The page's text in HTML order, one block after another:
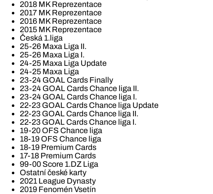
2018 MK Reprezentace
2017 MK Reprezentace
2016 MK Reprezentace
2015 MK Reprezentace
Česká 1.liga
25-26 Maxa Liga II.
25-26 Maxa Liga I.
24-25 Maxa Liga Update
24-25 Maxa Liga
23-24 GOAL Cards Finally
23-24 GOAL Cards Chance liga II.
23-24 GOAL Cards Chance liga I.
22-23 GOAL Cards Chance liga Update
22-23 GOAL Cards Chance liga II.
22-23 GOAL Cards Chance liga I.
19-20 OFS Chance liga
18-19 OFS Chance liga
18-19 Premium Cards
17-18 Premium Cards
99-00 Score 1.DZ Liga
Ostatní české karty
2021 League Dynasty
2019 Fenomén Vsetín